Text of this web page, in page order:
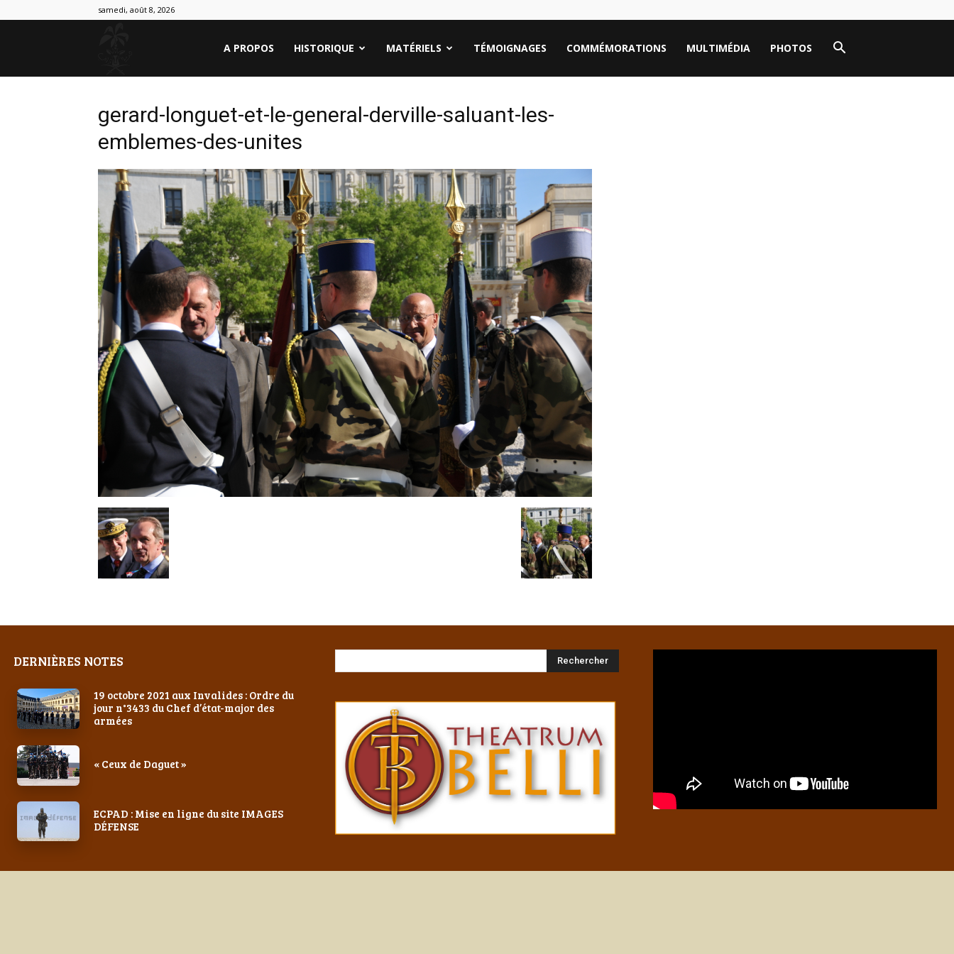
samedi, août 8, 2026
DAGUET
2021
A PROPOS HISTORIQUE MATÉRIELS TÉMOIGNAGES COMMÉMORATIONS MULTIMÉDIA PHOTOS
gerard-longuet-et-le-general-derville-saluant-les-
emblemes-des-unites
DERNIÈRES NOTES
19 octobre 2021 aux Invalides : Ordre du
jour n°3433 du Chef d’état-major des
armées
« Ceux de Daguet »
ECPAD : Mise en ligne du site IMAGES
DÉFENSE
Rechercher